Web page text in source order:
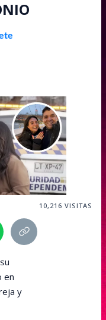
10,216 VISITAS
en
y